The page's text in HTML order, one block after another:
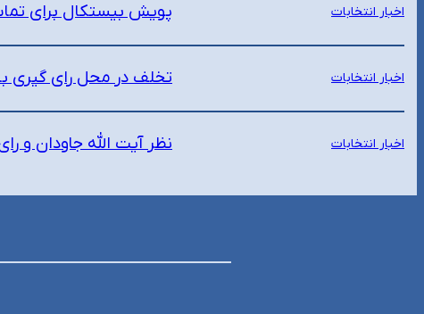
اخبار انتخابات پویش بیستکال برای
اخبار انتخابات تخلف در محل رای گیری
اخبار انتخابات نظر آیت الله جاودان و